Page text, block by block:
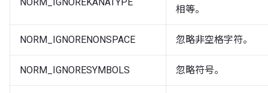
相等。
NORM_IGNORENONSPACE 忽略非空格字符。
NORM_IGNORESYMBOLS 忽略符号。